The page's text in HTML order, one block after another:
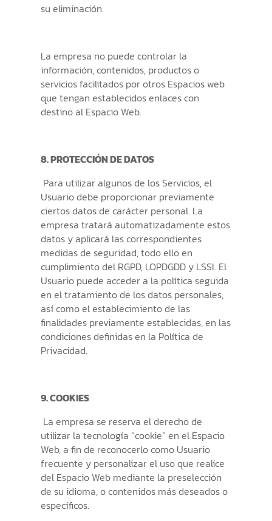
su eliminación.
La empresa no puede controlar la
información, contenidos, productos o
servicios facilitados por otros Espacios web
que tengan establecidos enlaces con
destino al Espacio Web.
8. PROTECCIÓN DE DATOS
Para utilizar algunos de los Servicios, el
Usuario debe proporcionar previamente
ciertos datos de carácter personal. La
empresa tratará automatizadamente estos
datos y aplicará las correspondientes
medidas de seguridad, todo ello en
cumplimiento del RGPD, LOPDGDD y LSSI. El
Usuario puede acceder a la política seguida
en el tratamiento de los datos personales,
así como el establecimiento de las
finalidades previamente establecidas, en las
condiciones definidas en la Política de
Privacidad.
9. COOKIES
La empresa se reserva el derecho de
utilizar la tecnología “cookie” en el Espacio
Web, a fin de reconocerlo como Usuario
frecuente y personalizar el uso que realice
del Espacio Web mediante la preselección
de su idioma, o contenidos más deseados o
específicos.